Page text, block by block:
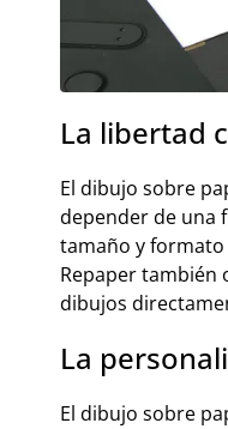
La libertad
El dibujo sobre
depender de una
tamaño y formato
Repaper también
dibujos
La
El dibujo sobre